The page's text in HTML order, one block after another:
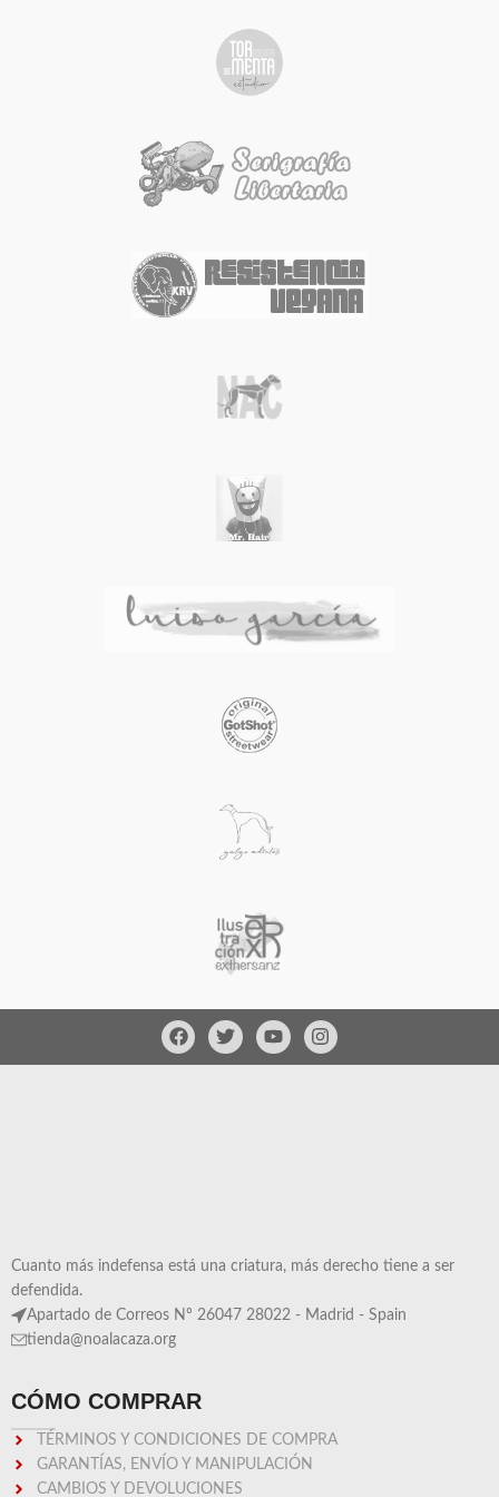
Gran capacidad con fuelle en la
cómodas de llevar
Soporta hasta 6 kg
Medidas: 40cm/42cm/15cm
LOBO VIVO en una bolsa pensada
para durar.
Cuanto más indefensa está una criatura, más derecho tiene a ser
defendida.
Apartado de Correos Nº 26047 28022 - Madrid - Spain
tienda@noalacaza.org
CÓMO COMPRAR
TÉRMINOS Y CONDICIONES DE COMPRA
GARANTÍAS, ENVÍO Y MANIPULACIÓN
CAMBIOS Y DEVOLUCIONES